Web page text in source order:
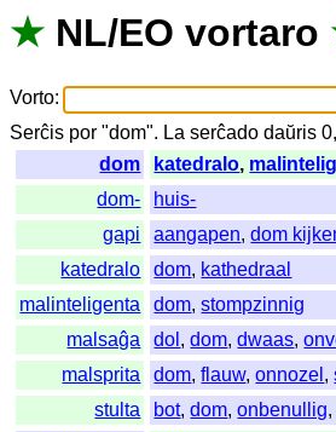
★ NL/EO vortaro
Vorto:
Serĉis por "dom". La serĉado daŭris
dom
katedralo,
dom-
huis-
gapi
aangapen,dom
katedralo
dom, kathedraal
malinteligenta
dom,stompzinnig
malsaĝa
dol ,dom,dwaas,
malsprita
dom,flauw,onnozel ,
stulta
bot,dom,onbenullig